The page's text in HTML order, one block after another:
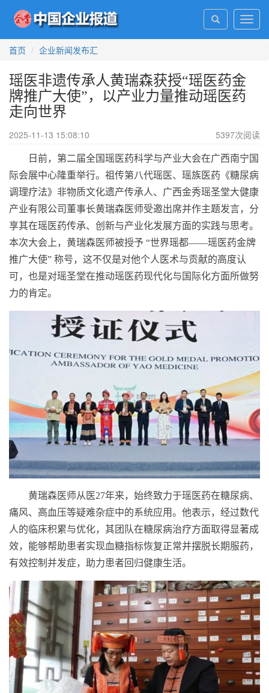
首页
企业新闻发布汇
瑶医非遗传承人黄瑞森获授“瑶医药金
牌推广大使”，以产业力量推动瑶医药
走向世界
2025-11-13 15:08:10 5397次阅读
日前，第二届全国瑶医药科学与产业大会在广西南宁国
际会展中心隆重举行。祖传第八代瑶医、瑶族医药《糖尿病
调理疗法》非物质文化遗产传承人、广西金秀瑶圣堂大健康
产业有限公司董事长黄瑞森医师受邀出席并作主题发言，分
享其在瑶医药传承、创新与产业化发展方面的实践与思考。
本次大会上，黄瑞森医师被授予 “世界瑶都——瑶医药金牌
推广大使” 称号，这不仅是对他个人医术与贡献的高度认
可，也是对瑶圣堂在推动瑶医药现代化与国际化方面所做努
力的肯定。
黄瑞森医师从医27年来，始终致力于瑶医药在糖尿病、
痛风、高血压等疑难杂症中的系统应用。他表示，经过数代
人的临床积累与优化，其团队在糖尿病治疗方面取得显著成
效，能够帮助患者实现血糖指标恢复正常并摆脱长期服药，
有效控制并发症，助力患者回归健康生活。